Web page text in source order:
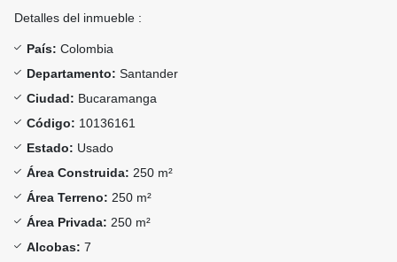
Detalles del inmueble :
País: Colombia
Departamento: Santander
Ciudad: Bucaramanga
Código: 10136161
Estado: Usado
Área Construida: 250 m²
Área Terreno: 250 m²
Área Privada: 250 m²
Alcobas: 7